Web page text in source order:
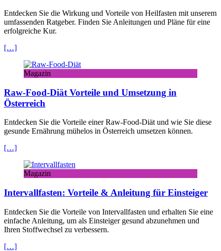
Entdecken Sie die Wirkung und Vorteile von Heilfasten mit unserem
umfassenden Ratgeber. Finden Sie Anleitungen und Pläne für eine
erfolgreiche Kur.
[…]
Magazin
Raw-Food-Diät Vorteile und Umsetzung in
Österreich
Entdecken Sie die Vorteile einer Raw-Food-Diät und wie Sie diese
gesunde Ernährung mühelos in Österreich umsetzen können.
[…]
Magazin
Intervallfasten: Vorteile & Anleitung für Einsteiger
Entdecken Sie die Vorteile von Intervallfasten und erhalten Sie eine
einfache Anleitung, um als Einsteiger gesund abzunehmen und
Ihren Stoffwechsel zu verbessern.
[…]